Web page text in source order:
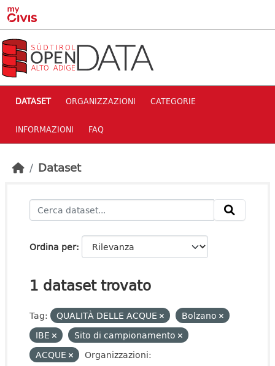
Skip to main content
DATASET ORGANIZZAZIONI CATEGORIE
INFORMAZIONI FAQ
Dataset
Ordina per
1 dataset trovato
Tag: QUALITÀ DELLE ACQUE
Bolzano
IBE
Sito di campionamento
ACQUE
Organizzazioni: